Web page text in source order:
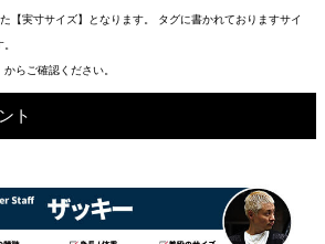
【実寸サイズ】となります。 タグに書かれておりますサイ
から ご確認ください。
ト